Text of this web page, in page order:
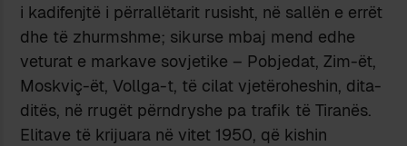
i kadifenjtë i përrallëtarit rusisht, në sallën e errët
dhe të zhurmshme; sikurse mbaj mend edhe
veturat e markave sovjetike – Pobjedat, Zim-ët,
Moskviç-ët, Vollga-t, të cilat vjetëroheshin, dita-
ditës, në rrugët përndryshe pa trafik të Tiranës.
Elitave të krijuara në vitet 1950, që kishin